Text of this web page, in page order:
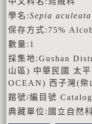
學名:Sepia aculeata
保存方式:75%
數量:1
採集地:Gushan
山區) 中華民國 太
OCEAN) 西子灣(柴
館號/編目號
典藏單位:國立自然